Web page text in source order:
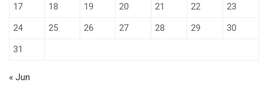
17
18 19 20 21 22
23
24
25 26 27 28 29
30
31
« Jun